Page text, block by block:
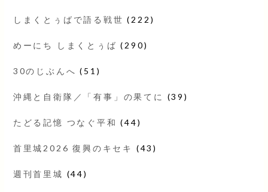
しまくとぅばで語る戦世 (222)
めーにち しまくとぅば (290)
30のじぶんへ (51)
沖縄と自衛隊／「有事」の果てに (39)
たどる記憶 つなぐ平和 (44)
首里城2026 復興のキセキ (43)
週刊首里城 (44)